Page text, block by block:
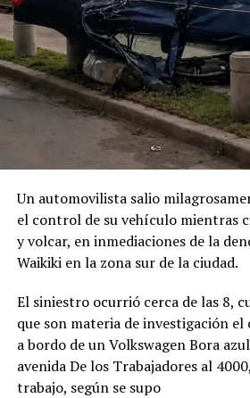
Un automovilista salio
el control de su vehículo mientras
y volcar, en inmediaciones de la
Waikiki en la zona sur de la ciudad.
El siniestro ocurrió cerca de las 8,
que son materia de investigación
a bordo de un Volkswagen Bora
avenida De los Trabajadores al
trabajo, según se supo